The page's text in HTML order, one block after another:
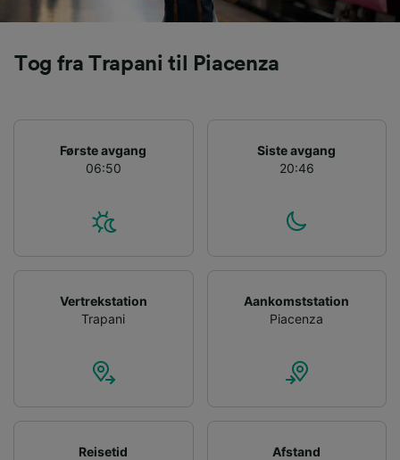
Tog fra Trapani til Piacenza
Første avgang
06:50
Siste avgang
20:46
Vertrekstation
Trapani
Aankomststation
Piacenza
Reisetid
Afstand
Personalised advertising and content,
advertising and content measurement,
List of Partners